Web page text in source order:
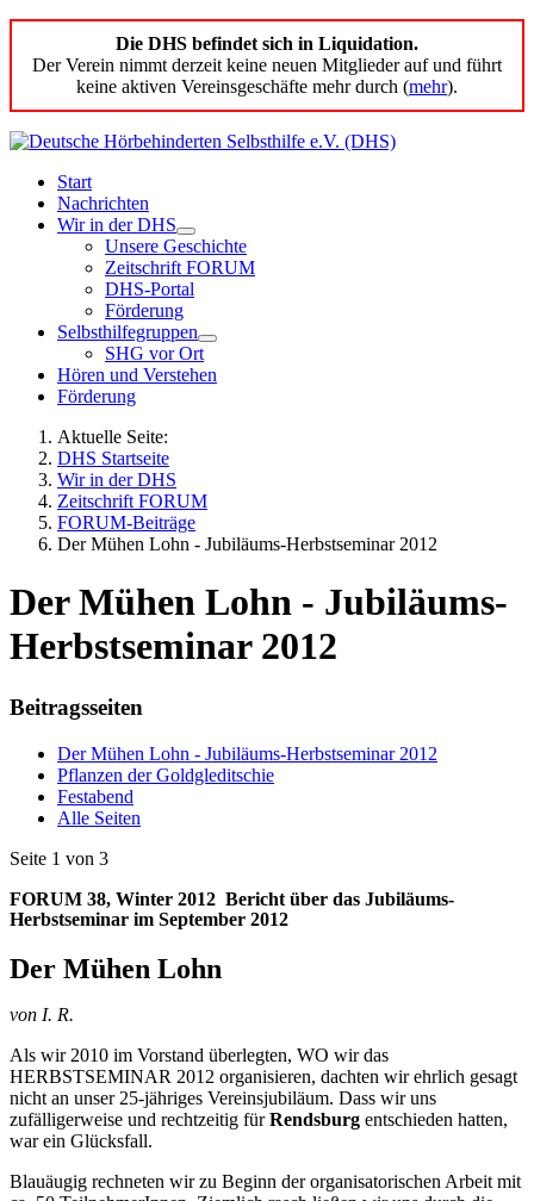
Die DHS befindet sich in Liquidation.
Der Verein nimmt derzeit keine neuen Mitglieder auf und führt
keine aktiven Vereinsgeschäfte mehr durch (mehr).
Start
Nachrichten
Wir in der DHS
Unsere Geschichte
Zeitschrift FORUM
DHS-Portal
Förderung
Selbsthilfegruppen
SHG vor Ort
Hören und Verstehen
Förderung
Aktuelle Seite:
DHS Startseite
Wir in der DHS
Zeitschrift FORUM
FORUM-Beiträge
Der Mühen Lohn - Jubiläums-Herbstseminar 2012
Der Mühen Lohn - Jubiläums-
Herbstseminar 2012
Beitragsseiten
Der Mühen Lohn - Jubiläums-Herbstseminar 2012
Pflanzen der Goldgleditschie
Festabend
Alle Seiten
Seite 1 von 3
FORUM 38, Winter 2012 Bericht über das Jubiläums-
Herbstseminar im September 2012
Der Mühen Lohn
von I. R.
Als wir 2010 im Vorstand überlegten, WO wir das
HERBSTSEMINAR 2012 organisieren, dachten wir ehrlich gesagt
nicht an unser 25-jähriges Vereinsjubiläum. Dass wir uns
zufälligerweise und rechtzeitig fürRendsburg entschieden hatten,
war ein Glücksfall.
Blauäugig rechneten wir zu Beginn der organisatorischen Arbeit mit